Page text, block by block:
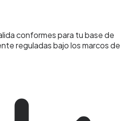
conformes para tu base de
reguladas bajo los marcos de